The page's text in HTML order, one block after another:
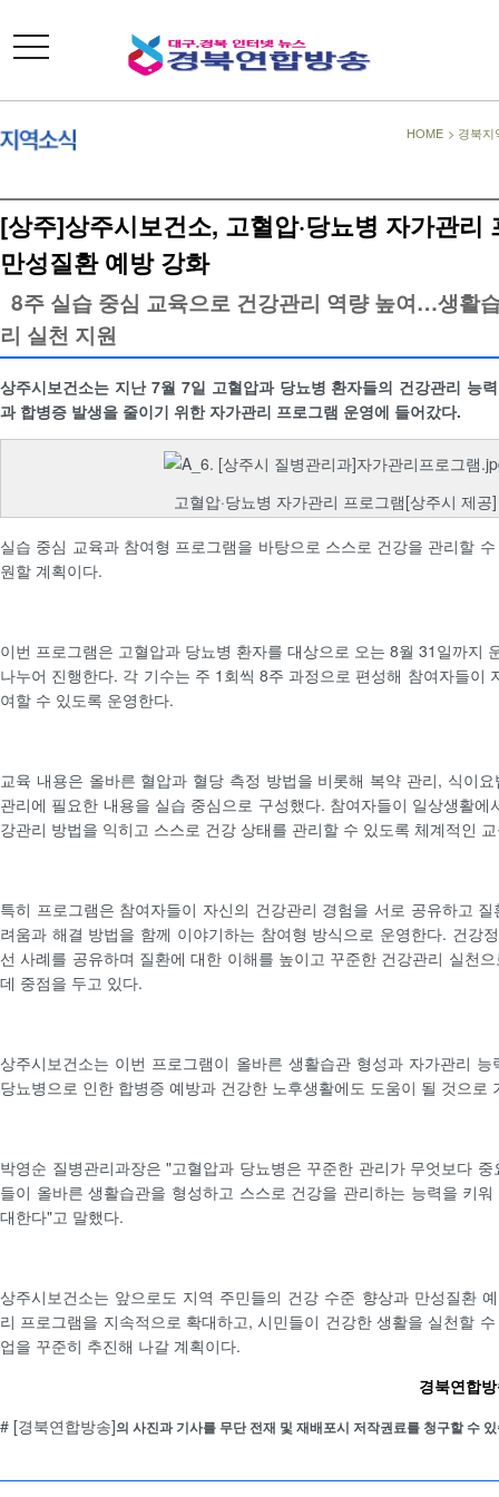
toggle
navigation
HOME > 경북지
[상주]상주시보건소, 고혈압·당뇨병 자가관
만성질환 예방 강화
8주 실습 중심 교육으로 건강관리 역량 높여…생활
리 실천 지원
상주시보건소는 지난 7월 7일 고혈압과 당뇨병 환자들의 건강관리 능
과 합병증 발생을 줄이기 위한 자가관리 프로그램 운영에 들어갔다.
고혈압·당뇨병 자가관리 프로그램[상주시 제공]
실습 중심 교육과 참여형 프로그램을 바탕으로 스스로 건강을 관리할
원할 계획이다.
이번 프로그램은 고혈압과 당뇨병 환자를 대상으로 오는 8월 31일까지
나누어 진행한다. 각 기수는 주 1회씩 8주 과정으로 편성해 참여자들이
여할 수 있도록 운영한다.
교육 내용은 올바른 혈압과 혈당 측정 방법을 비롯해 복약 관리, 식이
관리에 필요한 내용을 실습 중심으로 구성했다. 참여자들이 일상생활
강관리 방법을 익히고 스스로 건강 상태를 관리할 수 있도록 체계적인
특히 프로그램은 참여자들이 자신의 건강관리 경험을 서로 공유하고
려움과 해결 방법을 함께 이야기하는 참여형 방식으로 운영한다. 건강
선 사례를 공유하며 질환에 대한 이해를 높이고 꾸준한 건강관리 실천
데 중점을 두고 있다.
상주시보건소는 이번 프로그램이 올바른 생활습관 형성과 자가관리
당뇨병으로 인한 합병증 예방과 건강한 노후생활에도 도움이 될 것으로
박영순 질병관리과장은 "고혈압과 당뇨병은 꾸준한 관리가 무엇보다
들이 올바른 생활습관을 형성하고 스스로 건강을 관리하는 능력을 키
대한다"고 말했다.
상주시보건소는 앞으로도 지역 주민들의 건강 수준 향상과 만성질환
리 프로그램을 지속적으로 확대하고, 시민들이 건강한 생활을 실천할
업을 꾸준히 추진해 나갈 계획이다.
경북연합
# [경북연합방송]의 사진과 기사를 무단 전재 및 재배포시 저작권료를 청구할 수